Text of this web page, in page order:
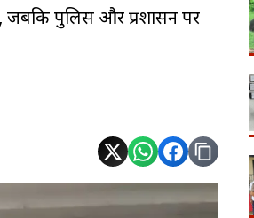
जबकि पुलिस और प्रशासन पर